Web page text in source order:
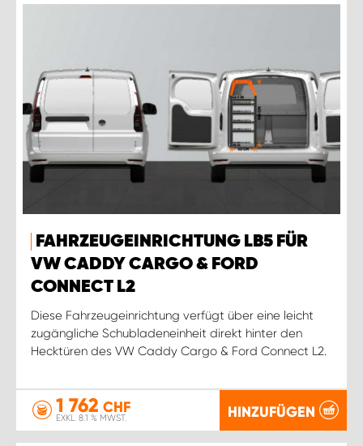
FAHRZEUGEINRICHTUNG LB5 FÜR
VW CADDY CARGO & FORD
CONNECT L2
Diese Fahrzeugeinrichtung verfügt über eine leicht
zugängliche Schubladeneinheit direkt hinter den
Hecktüren des VW Caddy Cargo & Ford Connect L2.
1 762 CHF
EXKL. 8.1 % MWST. HINZUFÜGEN